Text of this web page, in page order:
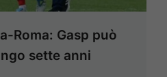
Roma: Gasp può
sette anni